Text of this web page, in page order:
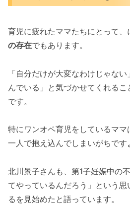
育児に疲れたママたちにとって、
の存在でもあります。
「自分だけが大変なわけじゃな
んでいる」と気づかせてくれる
です。
特にワンオペ育児をしているマ
一人で抱え込んでしまいがちです
北川景子さんも、第1子妊娠中の
てやっているんだろう」という
るを見始めたと語っています。